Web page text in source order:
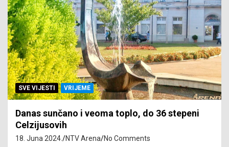
SVE VIJESTI VRIJEME
Danas sunčano i veoma toplo, do 36 stepeni
Celzijusovih
18. Juna 2024. NTV Arena No Comments